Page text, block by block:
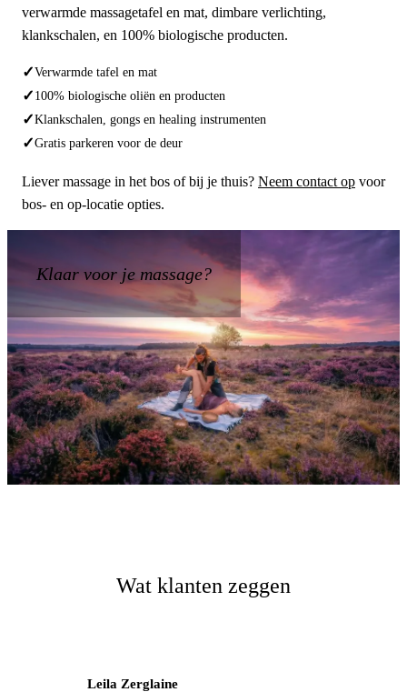
verwarmde massagetafel en mat, dimbare verlichting,
klankschalen, en 100% biologische producten.
✓Verwarmde tafel en mat
✓ 100% biologische oliën en producten
✓Klankschalen, gongs en healing instrumenten
✓Gratis parkeren voor de deur
Liever massage in het bos of bij je thuis? Neem contact op voor
bos- en op-locatie opties.
Klaar voor je massage?
Wat klanten zeggen
Leila Zerglaine